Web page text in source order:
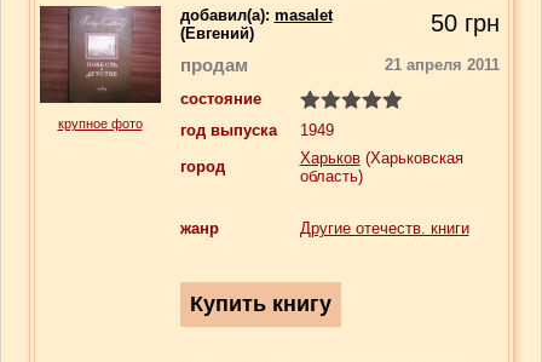
крупное фото
добавил(a): masalet
(Евгений)
50 грн
продам
21 апреля 2011
состояние
год выпуска
1949
город
Харьков(Харьковская
область)
жанр Другие отечеств. книги